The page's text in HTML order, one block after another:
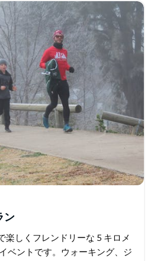
ン
楽しくフレンドリーな 5 キロメ
ベントです。ウォーキング、ジ